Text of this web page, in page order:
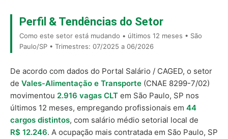
Perfil & Tendências do Setor
Como este setor está mudando • últimos 12 meses • São
Paulo/SP • Trimestres: 07/2025 a 06/2026
De acordo com dados do Portal Salário / CAGED, o setor
de Vales-Alimentação e Transporte (CNAE 8299-7/02)
movimentou 2.916 vagas CLT em São Paulo, SP nos
últimos 12 meses, empregando profissionais em 44
cargos distintos, com salário médio setorial local de
R$ 12.246. A ocupação mais contratada em São Paulo, SP